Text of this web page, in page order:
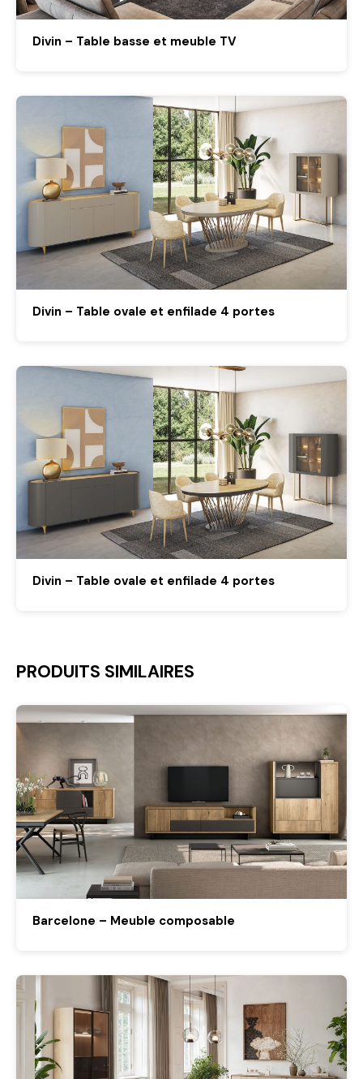
Divin – Table basse et meuble TV
Divin – Table ovale et enfilade 4 portes
Divin – Table ovale et enfilade 4 portes
PRODUITS SIMILAIRES
Barcelone – Meuble composable